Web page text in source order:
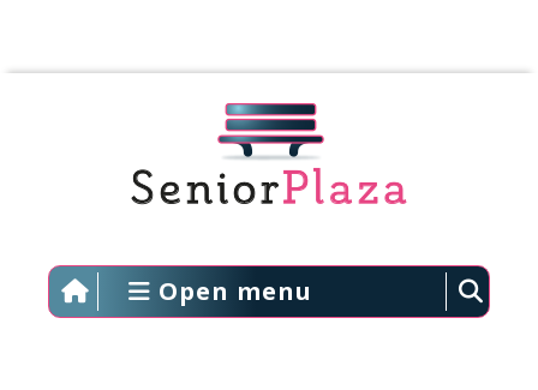
Open menu